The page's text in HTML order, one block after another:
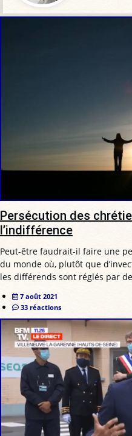
Persécution des
l’indifférence
Peut-être faudrait-il faire une
du monde où, plutôt que
les différends sont réglés par
7 août 2021
33 réactions